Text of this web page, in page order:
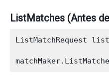
ListMatches (Antes
ListMatchRequest